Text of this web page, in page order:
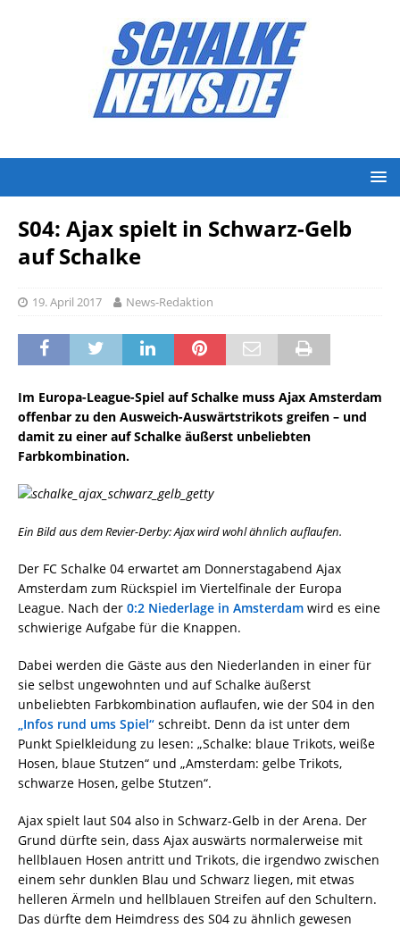
S04: Ajax spielt in Schwarz-Gelb
auf Schalke
19. April 2017 News-Redaktion
Im Europa-League-Spiel auf Schalke muss Ajax Amsterdam
offenbar zu den Ausweich-Auswärtstrikots greifen – und
damit zu einer auf Schalke äußerst unbeliebten
Farbkombination.
Ein Bild aus dem Revier-Derby: Ajax wird wohl ähnlich auflaufen.
Der FC Schalke 04 erwartet am Donnerstagabend Ajax
Amsterdam zum Rückspiel im Viertelfinale der Europa
League. Nach der 0:2 Niederlage in Amsterdam wird es eine
schwierige Aufgabe für die Knappen.
Dabei werden die Gäste aus den Niederlanden in einer für
sie selbst ungewohnten und auf Schalke äußerst
unbeliebten Farbkombination auflaufen, wie der S04 in den
„Infos rund ums Spiel“ schreibt. Denn da ist unter dem
Punkt Spielkleidung zu lesen: „Schalke: blaue Trikots, weiße
Hosen, blaue Stutzen“ und „Amsterdam: gelbe Trikots,
schwarze Hosen, gelbe Stutzen“.
Ajax spielt laut S04 also in Schwarz-Gelb in der Arena. Der
Grund dürfte sein, dass Ajax auswärts normalerweise mit
hellblauen Hosen antritt und Trikots, die irgendwo zwischen
einem sehr dunklen Blau und Schwarz liegen, mit etwas
helleren Ärmeln und hellblauen Streifen auf den Schultern.
Das dürfte dem Heimdress des S04 zu ähnlich gewesen